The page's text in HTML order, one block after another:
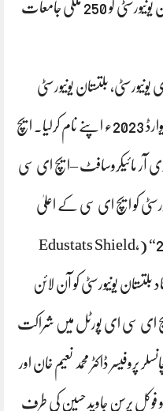
مائیکروسافٹ اور ایچ ای سی نے بلتستان یونیورسٹی کو 250 ملکی جامعات
بلتستان یونیورسٹی
سکردو نے مائیکرو سافٹ-ایچ ای سی ایوارڈ 2023ء اپنے نام کرلیا۔ ایچ
آر مائیکروسافٹ –ایچ ای سی
کو ایچ ای سی کے اعلیٰ
تعلیمی شماریات ”ایجوسٹیٹس شیلڈ، 2023“ (Edustats Shield,
بلتستان یونیورسٹی کو آن لائن
، ایچ ای سی ای پورٹل میں شراکت
ڈاکٹر محمد نعیم خان اور
و فوکل پرسن جاوید حسین کی طرف